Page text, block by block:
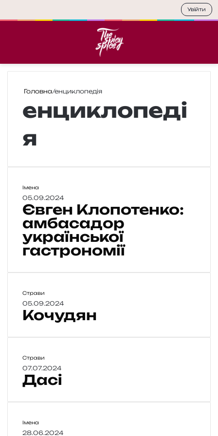
Головна/енциклопедія
енциклопеді
я
Є
в
г
н
К
л
т
е
н
к
м
б
а
а
о
р
Імена
05.09.2024
Євген Клопотенко:
амбасадор
української
гастрономії
К
о
н
Страви
05.09.2024
Кочудян
Д
а
с
і
Страви
07.07.2024
Дасі
Г
е
Імена
28.06.2024
Увійти